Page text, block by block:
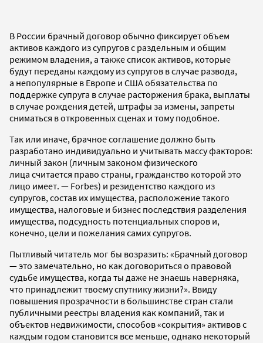
В России брачный договор обычно фиксирует объем
активов каждого из супругов с раздельным и общим
режимом владения, а также список активов, которые
будут переданы каждому из супругов в случае развода,
а непопулярные в Европе и США обязательства по
поддержке супруга в случае расторжения брака, выплаты
в случае рождения детей, штрафы за измены, запреты
сниматься в откровенных сценах и тому подобное.
Так или иначе, брачное соглашение должно быть
разработано индивидуально и учитывать массу факторов:
личный закон (личным законом физического
лица считается право страны, гражданство которой это
лицо имеет. — Forbes) и резидентство каждого из
супругов, состав их имущества, расположение такого
имущества, налоговые и бизнес последствия разделения
имущества, подсудность потенциальных споров и,
конечно, цели и пожелания самих супругов.
Пытливый читатель мог бы возразить: «Брачный договор
— это замечательно, но как договориться о правовой
судьбе имущества, когда ты даже не знаешь наверняка,
что принадлежит твоему спутнику жизни?». Ввиду
повышения прозрачности в большинстве стран стали
публичными реестры владения как компаний, так и
объектов недвижимости, способов «сокрытия» активов с
каждым годом становится все меньше, однако некоторый